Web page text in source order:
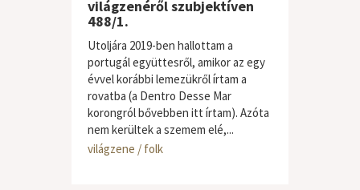
világzenéről szubjektíven
488/1.
Utoljára 2019-ben hallottam a
portugál együttesről, amikor az egy
évvel korábbi lemezükről írtam a
rovatba (a Dentro Desse Mar
korongról bővebben itt írtam). Azóta
nem kerültek a szemem elé,...
világzene / folk